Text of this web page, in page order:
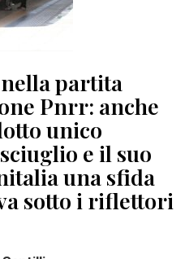
partita
Pnrr: anche
unico
e il suo
una sfida
sotto i riflettori